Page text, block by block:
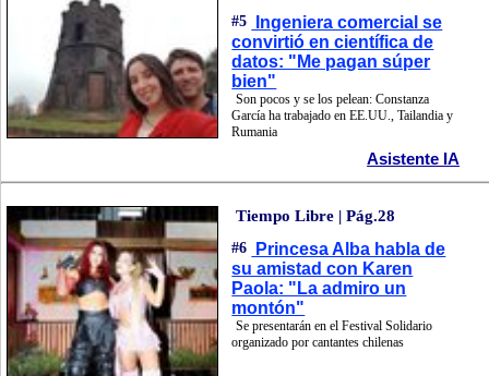
#5
Ingeniera comercial se
convirtió en científica de
datos: "Me pagan súper
bien"
Son pocos y se los pelean: Constanza
García ha trabajado en EE.UU., Tailandia y
Rumania
Asistente IA
Tiempo Libre | Pág.28
#6
Princesa Alba habla de
su amistad con Karen
Paola: "La admiro un
montón"
Se presentarán en el Festival Solidario
organizado por cantantes chilenas